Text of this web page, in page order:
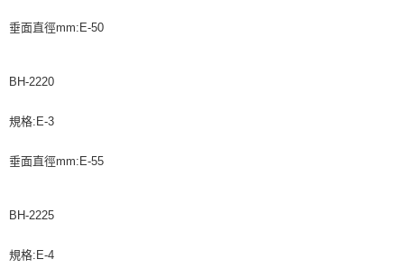
垂面直徑mm:E-50
BH-2220
規格:E-3
垂面直徑mm:E-55
BH-2225
規格:E-4